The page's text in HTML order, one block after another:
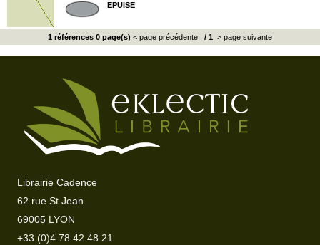
EPUISE
1 références 0 page(s) < page précédente / 1 > page suivante
Librairie Cadence
62 rue St Jean
69005 LYON
+33 (0)4 78 42 48 21